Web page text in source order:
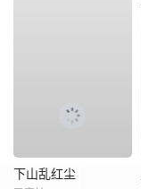
下山乱红尘